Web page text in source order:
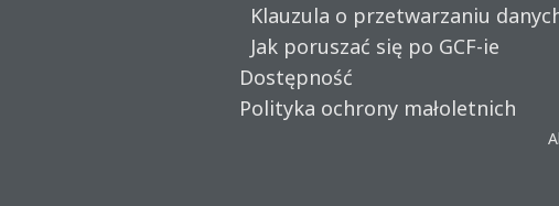
Klauzula o przetwarzaniu
Jak poruszać się po GCF-ie
Dostępność
Polityka ochrony małoletnich